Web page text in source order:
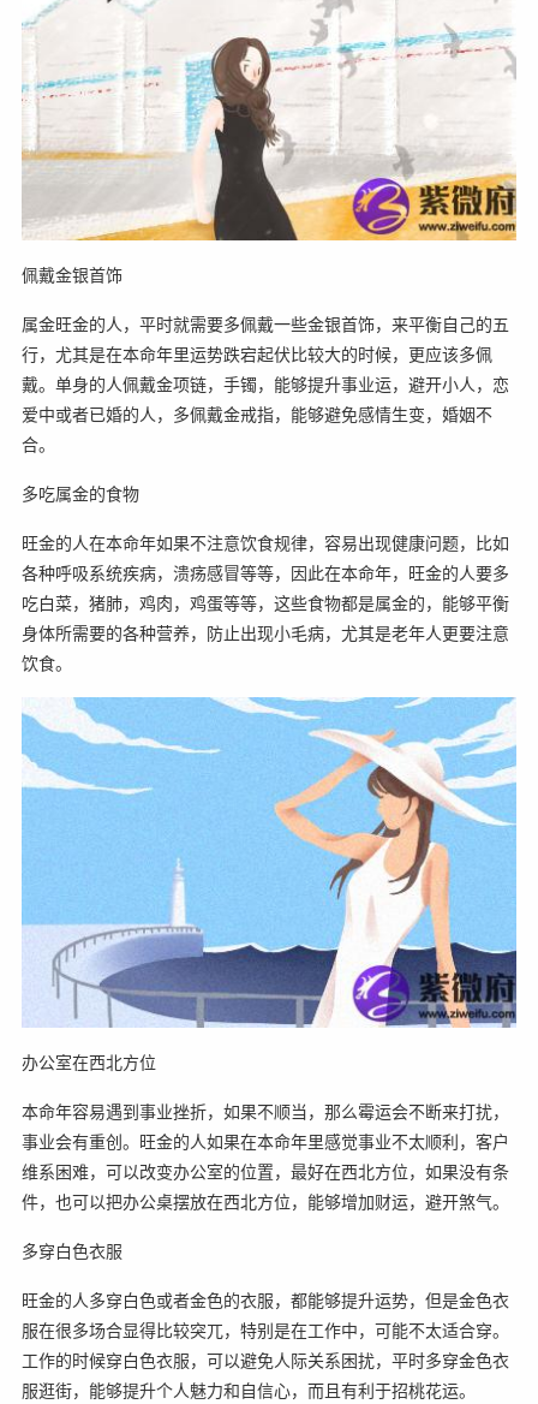
佩戴金银首饰
属金旺金的人，平时就需要多佩戴一些金银首饰，来平衡自己的五
行，尤其是在本命年里运势跌宕起伏比较大的时候，更应该多佩
戴。单身的人佩戴金项链，手镯，能够提升事业运，避开小人，恋
爱中或者已婚的人，多佩戴金戒指，能够避免感情生变，婚姻不
合。
多吃属金的食物
旺金的人在本命年如果不注意饮食规律，容易出现健康问题，比如
各种呼吸系统疾病，溃疡感冒等等，因此在本命年，旺金的人要多
吃白菜，猪肺，鸡肉，鸡蛋等等，这些食物都是属金的，能够平衡
身体所需要的各种营养，防止出现小毛病，尤其是老年人更要注意
饮食。
办公室在西北方位
本命年容易遇到事业挫折，如果不顺当，那么霉运会不断来打扰，
事业会有重创。旺金的人如果在本命年里感觉事业不太顺利，客户
维系困难，可以改变办公室的位置，最好在西北方位，如果没有条
件，也可以把办公桌摆放在西北方位，能够增加财运，避开煞气。
多穿白色衣服
旺金的人多穿白色或者金色的衣服，都能够提升运势，但是金色衣
服在很多场合显得比较突兀，特别是在工作中，可能不太适合穿。
工作的时候穿白色衣服，可以避免人际关系困扰，平时多穿金色衣
服逛街，能够提升个人魅力和自信心，而且有利于招桃花运。